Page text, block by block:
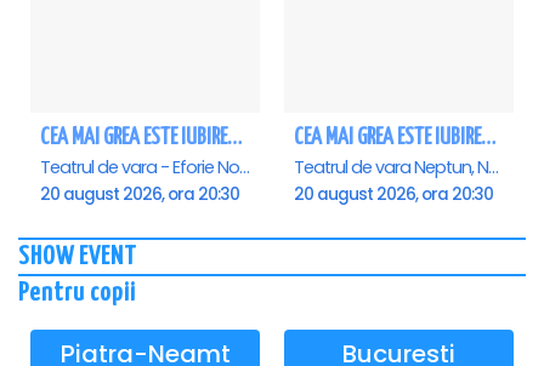
CEA MAI GREA ESTE IUBIREA - Eforie Nord
Teatrul de vara - Eforie Nord, Eforie-Nord
20 august 2026, ora 20:30
CEA MAI GREA ESTE IUBIREA - Neptun
Teatrul de vara Neptun, Neptun
20 august 2026, ora 20:30
SHOW EVENT
Pentru copii
Piatra-Neamt Bucuresti